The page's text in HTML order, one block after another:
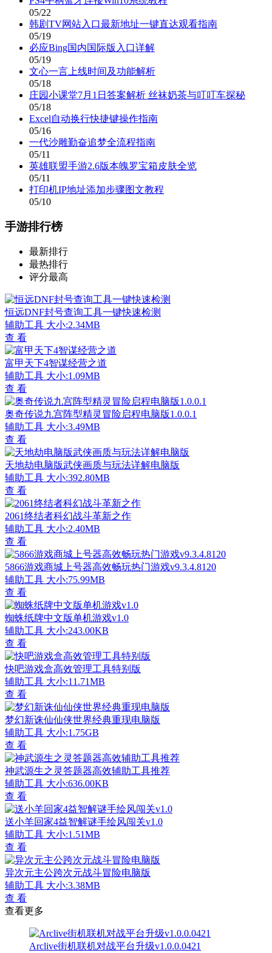
05/22
韩剧TV网站入口最新地址一键直达观看指南
05/19
必应Bing国内国际版入口详解
05/19
文心一言上线时间及功能解析
05/18
庄园小课堂7月1日答案解析 丝袜奶茶与叮叮车探秘
05/18
Excel自动换行快捷键操作指南
05/16
一代沙雕勤奋追梦全流程指南
05/11
英雄联盟手游2.6版本魄罗宝箱皮肤全览
05/11
打印机IP地址添加步骤图文教程
05/10
手游排行榜
最新排行
最热排行
评分最高
恒远DNF封号查询工具一键快速检测
辅助工具 大小:2.34MB
查 看
富甲天下4智谋经营之道
辅助工具 大小:1.09MB
查 看
奥奇传说九宫阵型精灵冒险启程电脑版1.0.0.1
辅助工具 大小:3.49MB
查 看
天地劫电脑版武侠画质与玩法详解电脑版
辅助工具 大小:392.80MB
查 看
2061终结者科幻战斗革新之作
辅助工具 大小:2.40MB
查 看
5866游戏商城上号器高效畅玩热门游戏v9.3.4.8120
辅助工具 大小:75.99MB
查 看
蜘蛛纸牌中文版单机游戏v1.0
辅助工具 大小:243.00KB
查 看
快吧游戏盒高效管理工具特别版
辅助工具 大小:11.71MB
查 看
梦幻新诛仙仙侠世界经典重现电脑版
辅助工具 大小:1.75GB
查 看
神武源生之灵答题器高效辅助工具推荐
辅助工具 大小:636.00KB
查 看
送小羊回家4益智解谜手绘风闯关v1.0
辅助工具 大小:1.51MB
查 看
异次元主公跨次元战斗冒险电脑版
辅助工具 大小:3.38MB
查 看
查看更多
Arclive街机联机对战平台升级v1.0.0.0421